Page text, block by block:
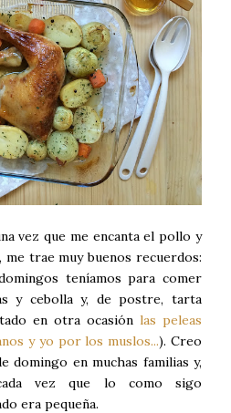
vez que me encanta el pollo y
me trae muy buenos recuerdos:
teníamos para comer
y cebolla y, de postre, tarta
en otra ocasión las peleas
y yo por los muslos...). Creo
domingo en muchas familias y,
vez que lo como sigo
era pequeña.